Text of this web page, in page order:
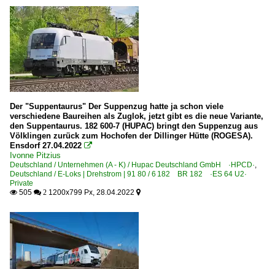
Der "Suppentaurus" Der Suppenzug hatte ja schon viele
verschiedene Baureihen als Zuglok, jetzt gibt es die neue Variante,
den Suppentaurus. 182 600-7 (HUPAC) bringt den Suppenzug aus
Völklingen zurück zum Hochofen der Dillinger Hütte (ROGESA).
Ensdorf 27.04.2022 
Ivonne Pitzius
Deutschland / Unternehmen (A - K) / Hupac Deutschland GmbH ·HPCD·
Deutschland / E-Loks | Drehstrom | 91 80 / 6 182 BR 182 ·ES 64 U2·
Private
 505  2 1200x799 Px, 28.04.2022 